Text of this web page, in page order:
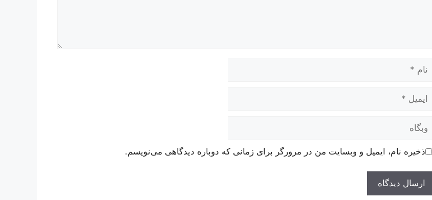
ایمیل
وبگاه
ذخیره نام، ایمیل و وبسایت من در مرورگر برای زمانی که دوباره دیدگاهی می‌نویسم.